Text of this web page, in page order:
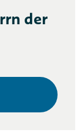
der